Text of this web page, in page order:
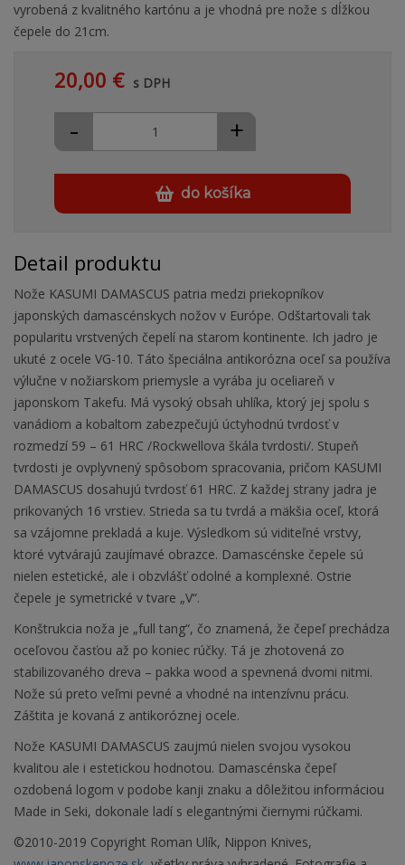
vyrobená z kvalitného kartónu a je vhodná pre nože s dĺžkou
čepele do 21cm.
20,00 € s DPH
+
-
do košíka
Detail produktu
Nože KASUMI DAMASCUS patria medzi priekopníkov
japonských damascénskych nožov v Európe. Odštartovali tak
popularitu vrstvených čepelí na starom kontinente. Ich jadro je
ukuté z ocele VG-10. Táto špeciálna antikorózna oceľ sa používa
výlučne v nožiarskom priemysle a vyrába ju oceliareň v
japonskom Takefu. Má vysoký obsah uhlíka, ktorý jej spolu s
vanádiom a kobaltom zabezpečujú úctyhodnú tvrdosť v
rozmedzí 59 – 61 HRC /Rockwellova škála tvrdosti/. Stupeň
tvrdosti je ovplyvnený spôsobom spracovania, pričom KASUMI
DAMASCUS dosahujú tvrdosť 61 HRC. Z každej strany jadra je
prikovaných 16 vrstiev. Strieda sa tu tvrdá a mäkšia oceľ, ktorá
sa vzájomne prekladá a kuje. Výsledkom sú viditeľné vrstvy,
ktoré vytvárajú zaujímavé obrazce. Damascénske čepele sú
nielen estetické, ale i obzvlášť odolné a komplexné. Ostrie
čepele je symetrické v tvare „V“.
Konštrukcia noža je „full tang“, čo znamená, že čepeľ prechádza
oceľovou časťou až po koniec rúčky. Tá je zhotovená zo
stabilizovaného dreva – pakka wood a spevnená dvomi nitmi.
Nože sú preto veľmi pevné a vhodné na intenzívnu prácu.
Záštita je kovaná z antikoróznej ocele.
Nože KASUMI DAMASCUS zaujmú nielen svojou vysokou
kvalitou ale i estetickou hodnotou. Damascénska čepeľ
ozdobená logom v podobe kanji znaku a dôležitou informáciou
Made in Seki, dokonale ladí s elegantnými čiernymi rúčkami.
©2010-2019 Copyright Roman Ulík, Nippon Knives,